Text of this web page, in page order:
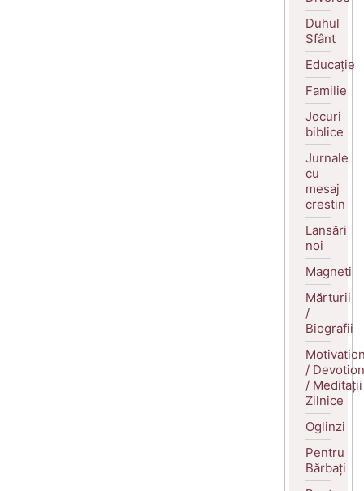
Duhul
Sfânt
Educație
Familie
Jocuri
biblice
Jurnale
cu
mesaj
crestin
Lansări
noi
Magneti
Mărturii
/
Biografii
/
/ Meditații
Zilnice
Oglinzi
Pentru
Bărbați